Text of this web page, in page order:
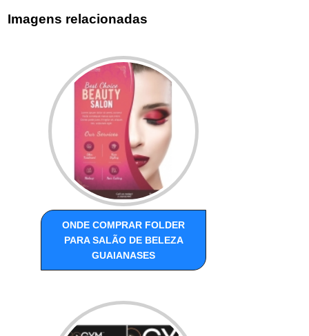
Imagens relacionadas
ONDE COMPRAR FOLDER
PARA SALÃO DE BELEZA
GUAIANASES